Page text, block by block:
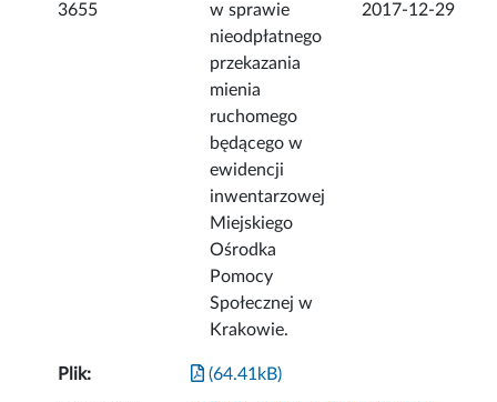
3655
w sprawie
nieodpłatnego
przekazania
mienia
ruchomego
będącego w
ewidencji
inwentarzowej
Miejskiego
Ośrodka
Pomocy
Społecznej w
Krakowie.
2017-12-29
Plik: (64.41kB)